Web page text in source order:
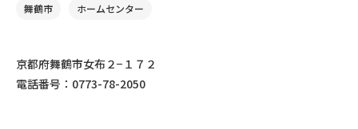
舞鶴市 ホームセンター
京都府舞鶴市女布２−１７２
電話番号：0773-78-2050